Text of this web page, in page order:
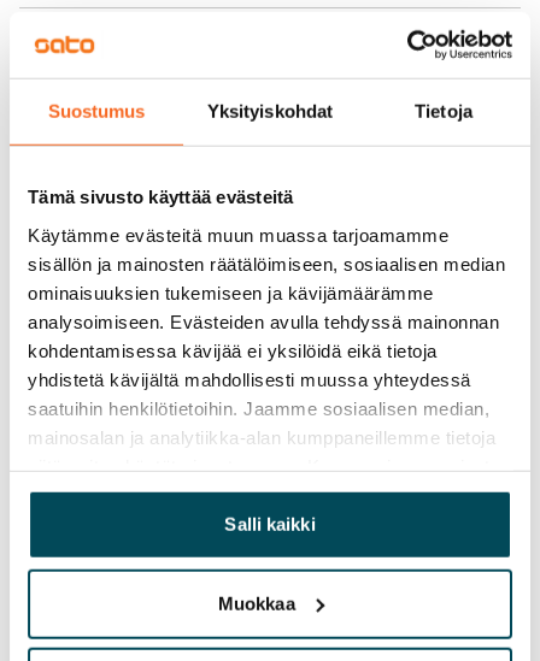
Suostumus Yksityiskohdat Tietoja
Tämä sivusto käyttää evästeitä
Käytämme evästeitä muun muassa tarjoamamme
sisällön ja mainosten räätälöimiseen, sosiaalisen median
ominaisuuksien tukemiseen ja kävijämäärämme
analysoimiseen. Evästeiden avulla tehdyssä mainonnan
kohdentamisessa kävijää ei yksilöidä eikä tietoja
yhdistetä kävijältä mahdollisesti muussa yhteydessä
saatuihin henkilötietoihin. Jaamme sosiaalisen median,
mainosalan ja analytiikka-alan kumppaneillemme tietoja
yhdistää näitä tietoja muihin tietoihin, joita olet antanut
heille tai joita on kerätty, kun olet käyttänyt heidän
palvelujaan.
Salli kaikki
Muokkaa
Vuokra
Vuokravakuus
Pakollinen, ei sisälly vuokraan
Vesimaksu
Kulutuksen mukaan
Sähkömaksu
Vuokralainen solmii itse sähkösopimuksen.
Laajakaista
Vuokraan sisältyy 50 M laajakaistaliittymä. Voit hankkia
lisänopeutta etuhintaan ottamalla yhteyttä
Lemmikit sallittu
Savuton talo